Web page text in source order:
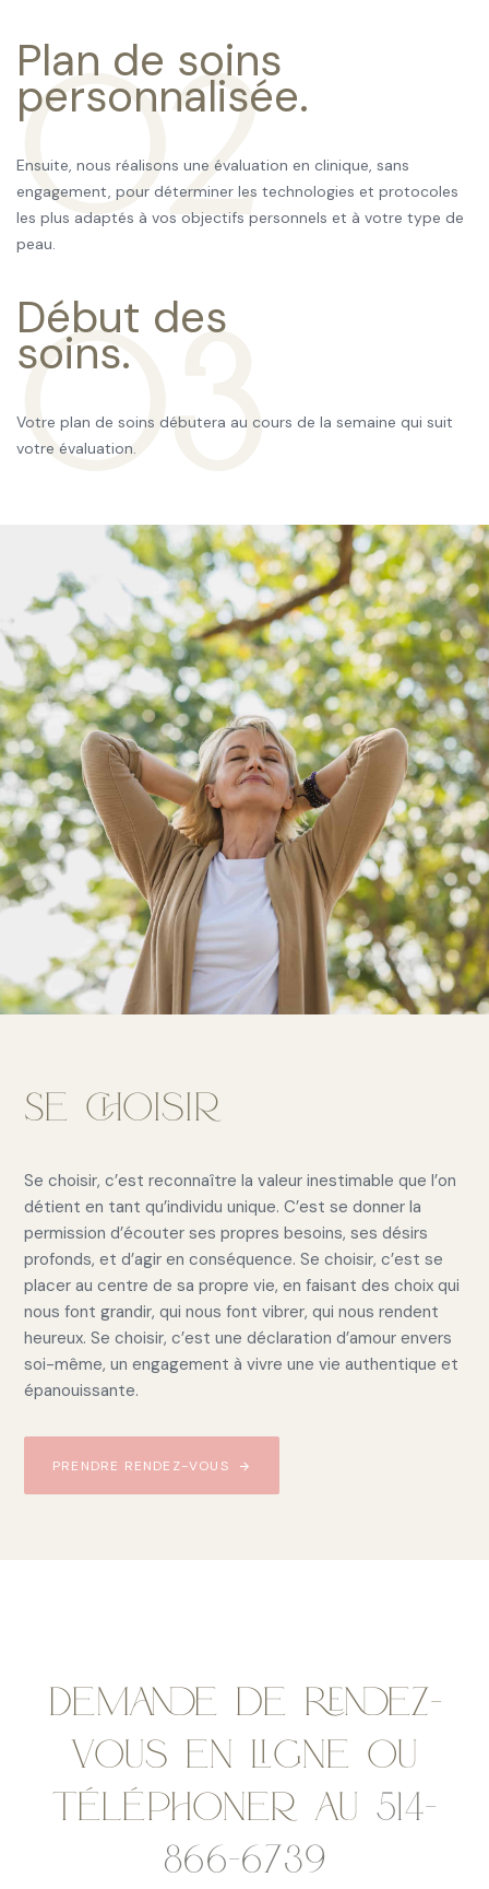
02
Plan de soins
personnalisée.
Ensuite, nous réalisons une évaluation en clinique, sans
engagement, pour déterminer les technologies et protocoles
les plus adaptés à vos objectifs personnels et à votre type de
peau.
03
Début des
soins.
Votre plan de soins débutera au cours de la semaine qui suit
votre évaluation.
Se choisir
Se choisir, c’est reconnaître la valeur inestimable que l’on
détient en tant qu’individu unique. C’est se donner la
permission d’écouter ses propres besoins, ses désirs
profonds, et d’agir en conséquence. Se choisir, c’est se
placer au centre de sa propre vie, en faisant des choix qui
nous font grandir, qui nous font vibrer, qui nous rendent
heureux. Se choisir, c’est une déclaration d’amour envers
soi-même, un engagement à vivre une vie authentique et
épanouissante.
PRENDRE RENDEZ-VOUS
Demande de rendez-
vous en ligne ou
téléphoner au 514-
866-6739